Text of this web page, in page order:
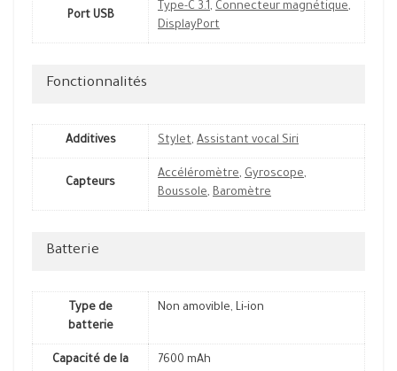
Port USB
Type-C 3.1, Connecteur magnétique,
DisplayPort
Fonctionnalités
Additives Stylet, Assistant vocal Siri
Capteurs
Accéléromètre, Gyroscope,
Boussole, Baromètre
Batterie
Type de
batterie
Non amovible, Li-ion
Capacité de la
7600 mAh